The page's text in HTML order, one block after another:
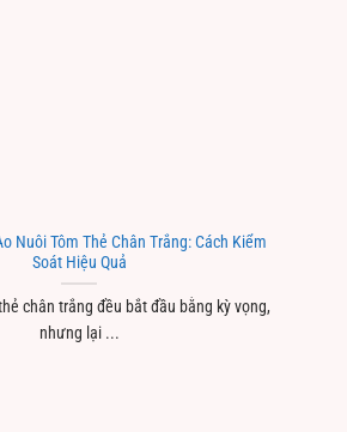
Nuôi Tôm Thẻ Chân Trắng: Cách Kiểm
Soát Hiệu Quả
chân trắng đều bắt đầu bằng kỳ vọng,
nhưng lại ...